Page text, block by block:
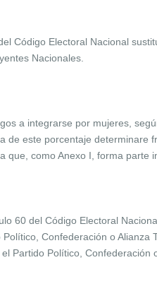
Código Electoral Nacional
Nacionales.
a integrarse por mujeres,
de este porcentaje determinare
como Anexo I, forma parte
60 del Código Electoral
Confederación o
Partido Político, Confederación